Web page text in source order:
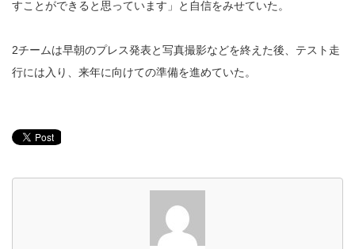
すことができると思っています」と自信をみせていた。
2チームは早朝のプレス発表と写真撮影などを終えた後、テスト走
行には入り、来年に向けての準備を進めていた。